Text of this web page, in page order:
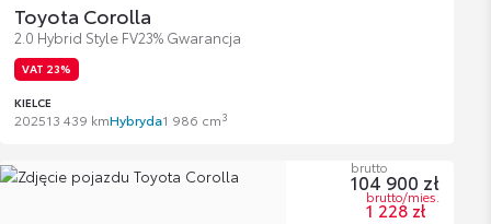
Toyota Corolla
2.0 Hybrid Style FV23% Gwarancja
VAT 23%
KIELCE
202513 439 kmHybryda1 986 cm3
brutto
104 900 zł
brutto/mies.
1 228 zł